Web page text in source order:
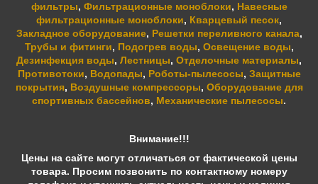
фильтры, Фильтрационные моноблоки, Навесные
фильтрационные моноблоки, Кварцевый песок,
Закладное оборудование, Решетки переливного канала,
Трубы и фитинги, Подогрев воды, Освещение воды,
Дезинфекция воды, Лестницы, Отделочные материалы,
Противотоки, Водопады, Роботы-пылесосы, Защитные
покрытия, Воздушные компрессоры, Оборудование для
спортивных бассейнов, Механические пылесосы.
Внимание!!!
Цены на сайте могут отличаться от фактической цены
товара. Просим позвонить по контактному номеру